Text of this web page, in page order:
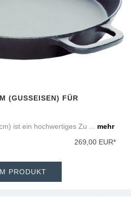
(GUSSEISEN) FÜR H
ist ein hochwertiges Zu ... mehr
269,00 EUR*
PRODUKT